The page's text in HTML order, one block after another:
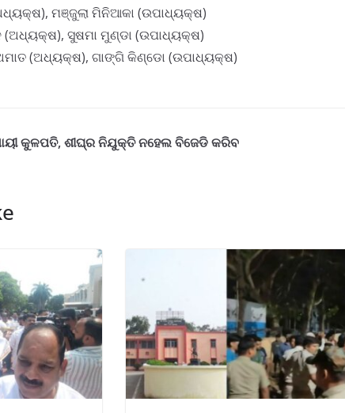
ମଞ୍ଜୁଲା ମିନିଆକା (ଉପାଧ୍ୟକ୍ଷ)
(ଅଧ୍ୟକ୍ଷ), ସୁଷମା ମୁଣ୍ଡା (ଉପାଧ୍ୟକ୍ଷ)
(ଅଧ୍ୟକ୍ଷ), ଗାଙ୍ଗି କିଣ୍ଡୋ (ଉପାଧ୍ୟକ୍ଷ)
କୁଳପତି, ଶୀଘ୍ର ନିଯୁକ୍ତି ନହେଲ ବିଜେଡି କରିବ